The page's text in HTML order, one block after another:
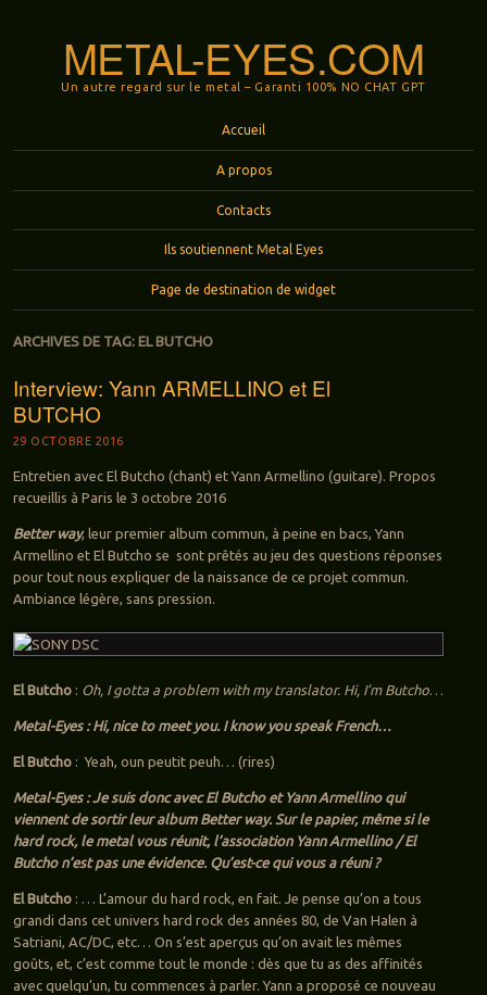
METAL-EYES.COM
Un autre regard sur le metal – Garanti 100% NO CHAT GPT
Accueil
A propos
Contacts
Ils soutiennent Metal Eyes
Page de destination de widget
ARCHIVES DE TAG: EL BUTCHO
Interview: Yann ARMELLINO et El
BUTCHO
29 OCTOBRE 2016
Entretien avec El Butcho (chant) et Yann Armellino (guitare). Propos
recueillis à Paris le 3 octobre 2016
Better way, leur premier album commun, à peine en bacs, Yann
Armellino et El Butcho se sont prêtés au jeu des questions réponses
pour tout nous expliquer de la naissance de ce projet commun.
Ambiance légère, sans pression.
El Butcho: Oh, I gotta a problem with my translator. Hi, I’m Butcho…
Metal-Eyes : Hi, nice to meet you. I know you speak French…
El Butcho: Yeah, oun peutit peuh… (rires)
Metal-Eyes : Je suis donc avec El Butcho et Yann Armellino qui
viennent de sortir leur album Better way. Sur le papier, même si le
hard rock, le metal vous réunit, l’association Yann Armellino / El
Butcho n’est pas une évidence. Qu’est-ce qui vous a réuni ?
El Butcho: … L’amour du hard rock, en fait. Je pense qu’on a tous
grandi dans cet univers hard rock des années 80, de Van Halen à
Satriani, AC/DC, etc… On s’est aperçus qu’on avait les mêmes
goûts, et, c’est comme tout le monde : dès que tu as des affinités
avec quelqu’un, tu commences à parler. Yann a proposé ce nouveau